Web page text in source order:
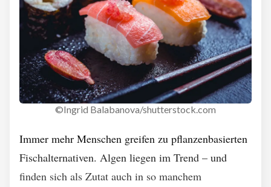
©Ingrid Balabanova/shutterstock.com
Immer mehr Menschen greifen zu pflanzenbasierten
Fischalternativen. Algen liegen im Trend – und
finden sich als Zutat auch in so manchem